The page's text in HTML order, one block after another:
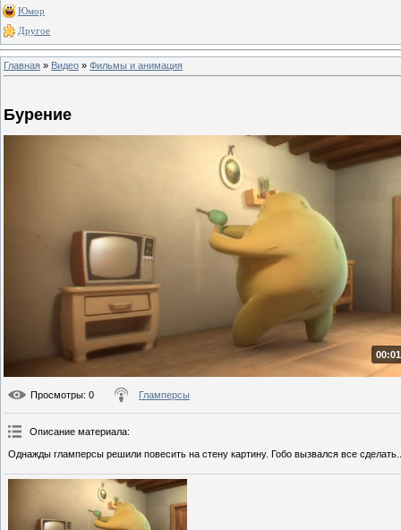
Юмор
Другое
Главная » Видео » Фильмы и анимация
Бурение
Просмотры: 0 Гламперсы
Описание материала:
Однажды гламперсы решили повесить на стену картину. Гобо вызвался все